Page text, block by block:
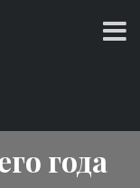
года